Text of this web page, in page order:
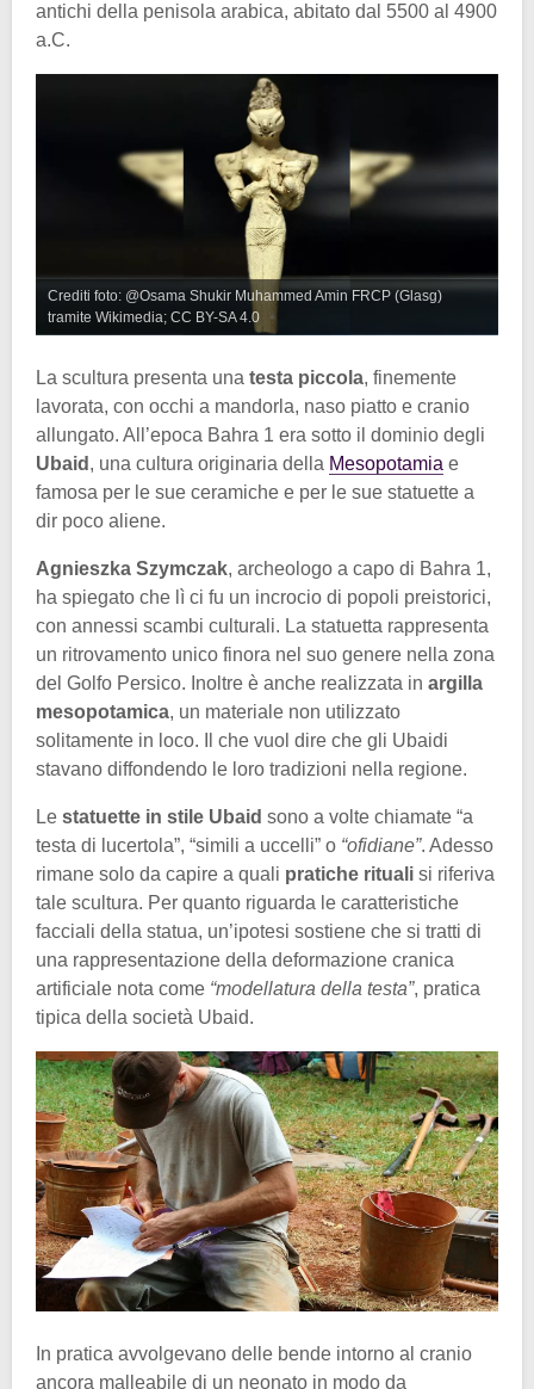
antichi della penisola arabica, abitato dal 5500 al 4900
a.C.
Crediti foto: @Osama Shukir Muhammed Amin FRCP (Glasg)
tramite Wikimedia; CC BY-SA 4.0
La scultura presenta una testa piccola, finemente
lavorata, con occhi a mandorla, naso piatto e cranio
allungato. All’epoca Bahra 1 era sotto il dominio degli
Ubaid , una cultura originaria della Mesopotamia e
famosa per le sue ceramiche e per le sue statuette a
dir poco aliene.
Agnieszka Szymczak, archeologo a capo di Bahra 1,
ha spiegato che lì ci fu un incrocio di popoli preistorici,
con annessi scambi culturali. La statuetta rappresenta
un ritrovamento unico finora nel suo genere nella zona
del Golfo Persico. Inoltre è anche realizzata in argilla
mesopotamica, un materiale non utilizzato
solitamente in loco. Il che vuol dire che gli Ubaidi
stavano diffondendo le loro tradizioni nella regione.
Le statuette in stile Ubaid sono a volte chiamate “a
testa di lucertola”, “simili a uccelli” o “ofidiane”. Adesso
rimane solo da capire a quali pratiche rituali si riferiva
tale scultura. Per quanto riguarda le caratteristiche
facciali della statua, un’ipotesi sostiene che si tratti di
una rappresentazione della deformazione cranica
artificiale nota come “modellatura della testa”, pratica
tipica della società Ubaid.
In pratica avvolgevano delle bende intorno al cranio
ancora malleabile di un neonato in modo da